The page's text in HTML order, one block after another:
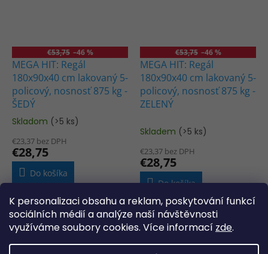
K personalizaci obsahu a reklam, poskytování funkcí
sociálních médií a analýze naší návštěvnosti
využíváme soubory cookies. Více informací zde.
€53,75 –46 %
MEGA HIT: Regál
180x90x40 cm lakovaný 5-
policový, nosnosť 875 kg -
ŠEDÝ
Priemerné
produktu
je
5,0
hviezdičiek.
Skladom (>5 ks)
€23,37 bez DPH
€28,75
Do košíka
€53,75 –46 %
MEGA HIT: Regál
180x90x40 cm lakovaný 5-
policový, nosnosť 875 kg -
ZELENÝ
Skladem (>5 ks)
€23,37 bez DPH
€28,75
Do košíka
VÝPREDAJ VÝPREDAJ